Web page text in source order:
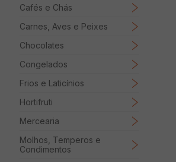
Cafés e Chás
Carnes, Aves e Peixes
Chocolates
Congelados
Frios e Laticínios
Hortifruti
Mercearia
Molhos, Temperos e
Condimentos